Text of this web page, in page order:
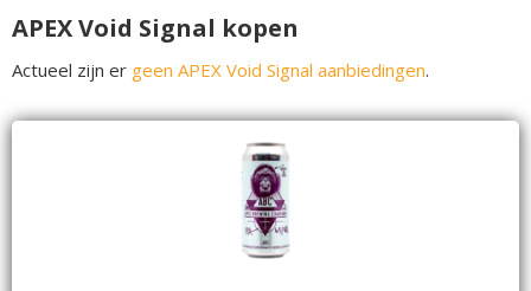
APEX Void Signal kopen
Actueel zijn er geen APEX Void Signal aanbiedingen.